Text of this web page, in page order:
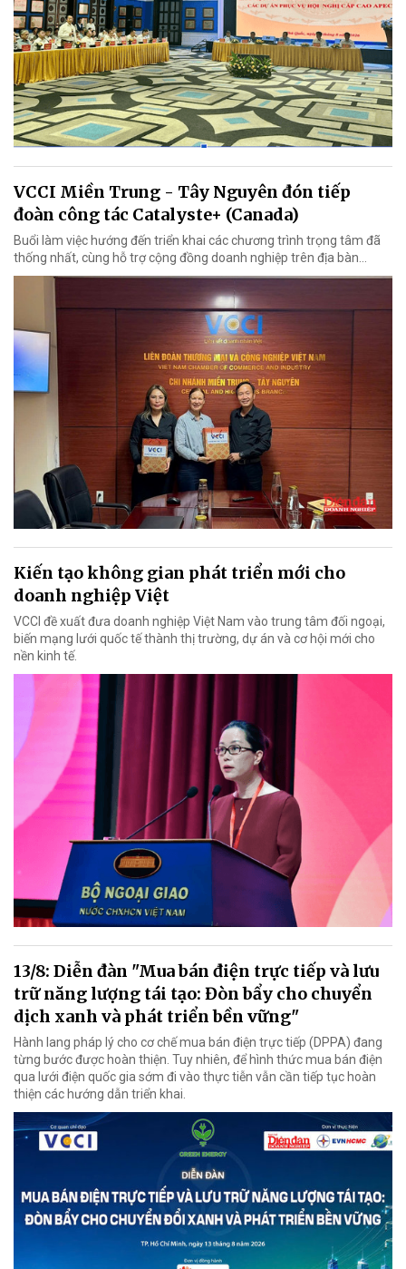
VCCI Miền Trung - Tây Nguyên đón tiếp
đoàn công tác Catalyste+ (Canada)
Buổi làm việc hướng đến triển khai các chương trình trọng tâm đã
thống nhất, cùng hỗ trợ cộng đồng doanh nghiệp trên địa bàn...
Kiến tạo không gian phát triển mới cho
doanh nghiệp Việt
VCCI đề xuất đưa doanh nghiệp Việt Nam vào trung tâm đối ngoại,
biến mạng lưới quốc tế thành thị trường, dự án và cơ hội mới cho
nền kinh tế.
13/8: Diễn đàn "Mua bán điện trực tiếp và lưu
trữ năng lượng tái tạo: Đòn bẩy cho chuyển
dịch xanh và phát triển bền vững"
Hành lang pháp lý cho cơ chế mua bán điện trực tiếp (DPPA) đang
từng bước được hoàn thiện. Tuy nhiên, để hình thức mua bán điện
qua lưới điện quốc gia sớm đi vào thực tiễn vẫn cần tiếp tục hoàn
thiện các hướng dẫn triển khai.